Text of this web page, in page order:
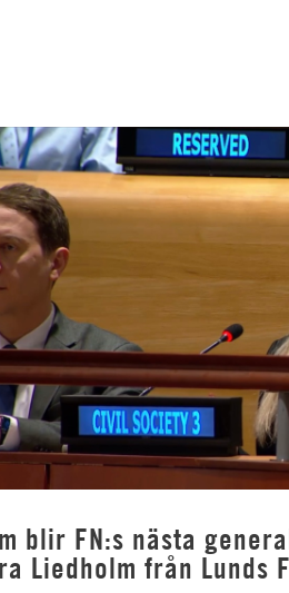
blir FN:s nästa
Liedholm från Lunds